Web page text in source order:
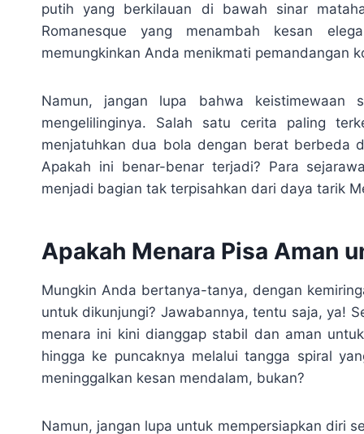
putih yang berkilauan di bawah sinar
Romanesque yang menambah kesan
memungkinkan Anda menikmati pemandangan
Namun, jangan lupa bahwa keistimewaan
mengelilinginya. Salah satu cerita paling
menjatuhkan dua bola dengan berat berbeda
Apakah ini benar-benar terjadi? Para
menjadi bagian tak terpisahkan dari daya tarik
Apakah Menara Pisa Aman
Mungkin Anda bertanya-tanya, dengan
untuk dikunjungi? Jawabannya, tentu saja, ya!
menara ini kini dianggap stabil dan aman
hingga ke puncaknya melalui tangga spiral
meninggalkan kesan mendalam, bukan?
Namun, jangan lupa untuk mempersiapkan diri